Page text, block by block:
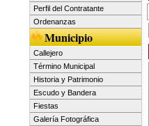
Perfil del Contratante
Ordenanzas
Municipio
Callejero
Término Municipal
Historia y Patrimonio
Escudo y Bandera
Fiestas
Galería Fotográfica